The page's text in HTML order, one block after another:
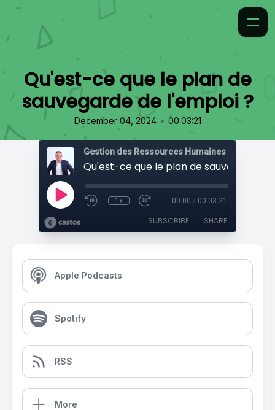
Qu'est-ce que le plan de
sauvegarde de l'emploi ?
December 04, 2024 • 00:03:21
Gestion des Ressources Humaines
1x 00:00 / 00:03:21
SUBSCRIBE SHARE
Apple Podcasts
Spotify
RSS
More